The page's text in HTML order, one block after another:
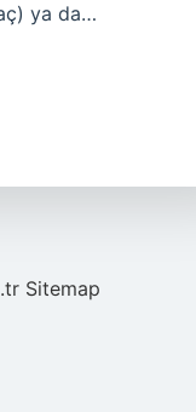
ya da…
Sitemap